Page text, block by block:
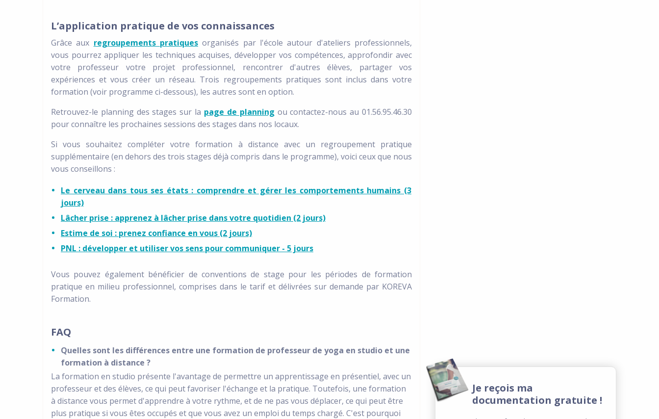
L’application pratique de vos connaissances
Grâce aux regroupements pratiques organisés par l'école autour d'ateliers professionnels,
vous pourrez appliquer les techniques acquises, développer vos compétences, approfondir avec
votre professeur votre projet professionnel, rencontrer d'autres élèves, partager vos
expériences et vous créer un réseau. Trois regroupements pratiques sont inclus dans votre
formation (voir programme ci-dessous), les autres sont en option.
Retrouvez-le planning des stages sur la page de planning ou contactez-nous au 01.56.95.46.30
pour connaître les prochaines sessions des stages dans nos locaux.
Si vous souhaitez compléter votre formation à distance avec un regroupement pratique
supplémentaire (en dehors des trois stages déjà compris dans le programme), voici ceux que nous
vous conseillons :
Le cerveau dans tous ses états : comprendre et gérer les comportements humains (3
jours)
Lâcher prise : apprenez à lâcher prise dans votre quotidien (2 jours)
Estime de soi : prenez confiance en vous (2 jours)
PNL : développer et utiliser vos sens pour communiquer - 5 jours
Vous pouvez également bénéficier de conventions de stage pour les périodes de formation
pratique en milieu professionnel, comprises dans le tarif et délivrées sur demande par KOREVA
Formation.
FAQ
Quelles sont les différences entre une formation de professeur de yoga en studio et une
formation à distance ?
La formation en studio présente l'avantage de permettre un apprentissage en présentiel, avec un
professeur et des élèves, ce qui peut favoriser l'échange et la pratique. Toutefois, une formation
à distance vous permet d'apprendre à votre rythme, et de ne pas vous déplacer, ce qui peut être
plus pratique si vous êtes occupés et que vous avez un emploi du temps chargé. C'est pourquoi
Je reçois ma
documentation gratuite !